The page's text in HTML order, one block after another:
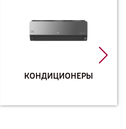
КОНДИЦИОНЕРЫ